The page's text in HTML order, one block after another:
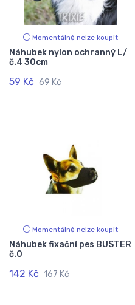
Momentálně nelze koupit
Náhubek nylon ochranný L/
č.4 30cm
59 Kč 69 Kč
Momentálně nelze koupit
Náhubek fixační pes BUSTER
č.0
142 Kč 167 Kč